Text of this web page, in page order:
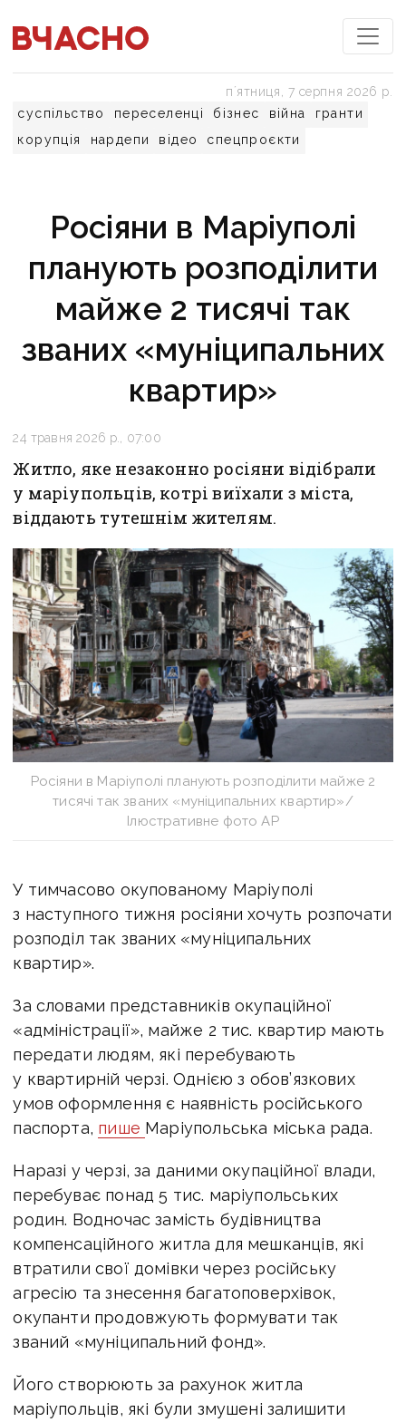
суспільство переселенці бізнес війна
гранти
корупція
нардепи відео спецпроєкти
пʼятниця, 7 серпня 2026 р.
Росіяни в Маріуполі
планують розподілити
майже 2 тисячі так
званих «муніципальних
квартир»
24 травня 2026 р., 07:00
Житло, яке незаконно росіяни відібрали
у маріупольців, котрі виїхали з міста,
віддають тутешнім жителям.
Росіяни в Маріуполі планують розподілити майже 2
тисячі так званих «муніципальних квартир»/
Ілюстративне фото АР
У тимчасово окупованому Маріуполі
з наступного тижня росіяни хочуть розпочати
розподіл так званих «муніципальних
квартир».
За словами представників окупаційної
«адміністрації», майже 2 тис. квартир мають
передати людям, які перебувають
у квартирній черзі. Однією з обов’язкових
умов оформлення є наявність російського
паспорта, пише Маріупольська міська рада.
Наразі у черзі, за даними окупаційної влади,
перебуває понад 5 тис. маріупольських
родин. Водночас замість будівництва
компенсаційного житла для мешканців, які
втратили свої домівки через російську
агресію та знесення багатоповерхівок,
окупанти продовжують формувати так
званий «муніципальний фонд».
Його створюють за рахунок житла
маріупольців, які були змушені залишити